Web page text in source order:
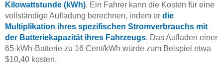
Kilowattstunde (kWh). Ein Fahrer kann die Kosten für eine
vollständige Aufladung berechnen, indem er die
Multiplikation ihres spezifischen Stromverbrauchs mit
der Batteriekapazität ihres Fahrzeugs. Das Aufladen einer
65-kWh-Batterie zu 16 Cent/kWh würde zum Beispiel etwa
$10,40 kosten.